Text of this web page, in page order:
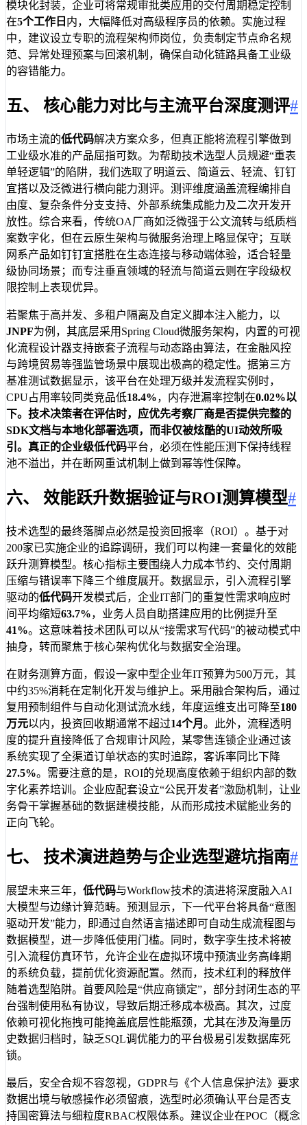
模块化封装，企业可将常规审批类应用的交付周期稳定控制
在5个工作日 内，大幅降低对高级程序员的依赖。实施过程
中，建议设立专职的流程架构师岗位，负责制定节点命名规
范、异常处理预案与回滚机制，确保自动化链路具备工业级
的容错能力。
五、 核心能力对比与主流平台深度测评#
市场主流的低代码解决方案众多，但真正能将流程引擎做到
工业级水准的产品屈指可数。为帮助技术选型人员规避“重表
单轻逻辑”的陷阱，我们选取了明道云、简道云、轻流、钉钉
宜搭以及泛微进行横向能力测评。测评维度涵盖流程编排自
由度、复杂条件分支支持、外部系统集成能力及二次开发开
放性。综合来看，传统OA厂商如泛微强于公文流转与纸质档
案数字化，但在云原生架构与微服务治理上略显保守；互联
网系产品如钉钉宜搭胜在生态连接与移动端体验，适合轻量
级协同场景；而专注垂直领域的轻流与简道云则在字段级权
限控制上表现优异。
若聚焦于高并发、多租户隔离及自定义脚本注入能力，以
JNPF为例，其底层采用Spring Cloud微服务架构，内置的可视
化流程设计器支持嵌套子流程与动态路由算法，在金融风控
与跨境贸易等强监管场景中展现出极高的稳定性。据第三方
基准测试数据显示，该平台在处理万级并发流程实例时，
CPU占用率较同类竞品低18.4%，内存泄漏率控制在0.02%以
下。技术决策者在评估时，应优先考察厂商是否提供完整的
SDK文档与本地化部署选项，而非仅被炫酷的UI动效所吸
引。真正的企业级低代码平台，必须在性能压测下保持线程
池不溢出，并在断网重试机制上做到幂等性保障。
六、 效能跃升数据验证与ROI测算模型#
技术选型的最终落脚点必然是投资回报率（ROI）。基于对
200家已实施企业的追踪调研，我们可以构建一套量化的效能
跃升测算模型。核心指标主要围绕人力成本节约、交付周期
压缩与错误率下降三个维度展开。数据显示，引入流程引擎
驱动的低代码开发模式后，企业IT部门的重复性需求响应时
间平均缩短63.7%，业务人员自助搭建应用的比例提升至
41%。这意味着技术团队可以从“接需求写代码”的被动模式中
抽身，转而聚焦于核心架构优化与数据安全治理。
在财务测算方面，假设一家中型企业年IT预算为500万元，其
中约35%消耗在定制化开发与维护上。采用融合架构后，通过
复用预制组件与自动化测试流水线，年度运维支出可降至180
万元以内，投资回收期通常不超过14个月 。此外，流程透明
度的提升直接降低了合规审计风险，某零售连锁企业通过该
系统实现了全渠道订单状态的实时追踪，客诉率同比下降
27.5%。需要注意的是，ROI的兑现高度依赖于组织内部的数
字化素养培训。企业应配套设立“公民开发者”激励机制，让业
务骨干掌握基础的数据建模技能，从而形成技术赋能业务的
正向飞轮。
七、 技术演进趋势与企业选型避坑指南#
展望未来三年， 低代码与Workflow技术的演进将深度融入AI
大模型与边缘计算范畴。预测显示，下一代平台将具备“意图
驱动开发”能力，即通过自然语言描述即可自动生成流程图与
数据模型，进一步降低使用门槛。同时，数字孪生技术将被
引入流程仿真环节，允许企业在虚拟环境中预演业务高峰期
的系统负载，提前优化资源配置。然而，技术红利的释放伴
随着选型陷阱。首要风险是“供应商锁定”，部分封闭生态的平
台强制使用私有协议，导致后期迁移成本极高。其次，过度
依赖可视化拖拽可能掩盖底层性能瓶颈，尤其在涉及海量历
史数据归档时，缺乏SQL调优能力的平台极易引发数据库死
锁。
最后，安全合规不容忽视，GDPR与《个人信息保护法》要求
数据出境与敏感操作必须留痕，选型时必须确认平台是否支
持国密算法与细粒度RBAC权限体系。建议企业在POC（概念